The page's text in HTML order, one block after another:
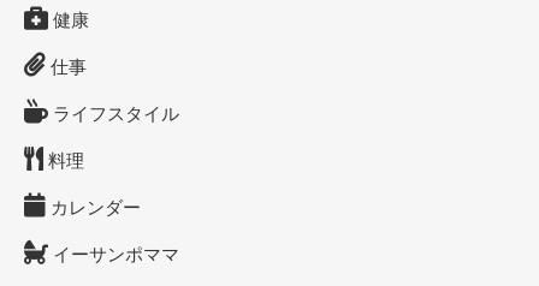
健康
仕事
ライフスタイル
料理
カレンダー
イーサンポママ